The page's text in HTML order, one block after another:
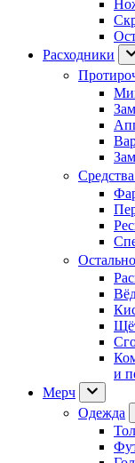
Расходники
и
Мерч
Одежда